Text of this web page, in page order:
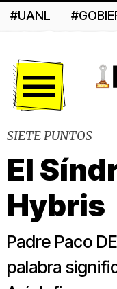
#UANL
SIETE PUNTOS
El
Hybris
Padre Paco
palabra